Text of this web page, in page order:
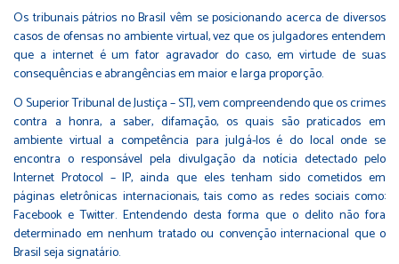
Os tribunais pátrios no Brasil vêm se posicionando acerca de diversos
casos de ofensas no ambiente virtual, vez que os julgadores entendem
que a internet é um fator agravador do caso, em virtude de suas
consequências e abrangências em maior e larga proporção.
O Superior Tribunal de Justiça – STJ, vem compreendendo que os crimes
contra a honra, a saber, difamação, os quais são praticados em
ambiente virtual a competência para julgá-los é do local onde se
encontra o responsável pela divulgação da notícia detectado pelo
Internet Protocol – IP, ainda que eles tenham sido cometidos em
páginas eletrônicas internacionais, tais como as redes sociais como:
Facebook e Twitter. Entendendo desta forma que o delito não fora
determinado em nenhum tratado ou convenção internacional que o
Brasil seja signatário.